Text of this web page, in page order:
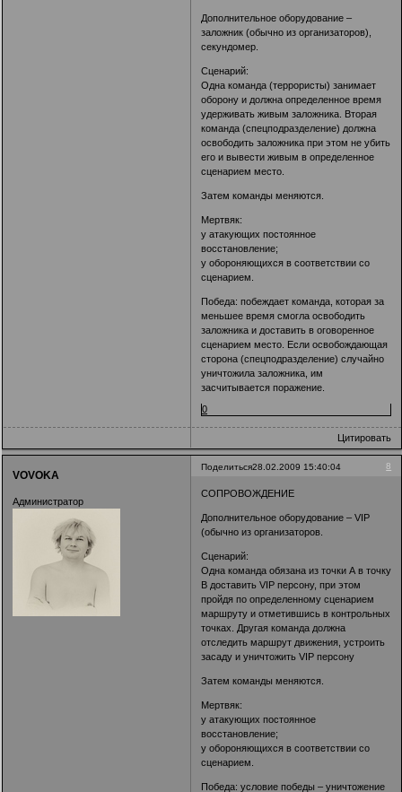
Дополнительное оборудование –
заложник (обычно из организаторов),
секундомер.
Сценарий:
Одна команда (террористы) занимает
оборону и должна определенное время
удерживать живым заложника. Вторая
команда (спецподразделение) должна
освободить заложника при этом не убить
его и вывести живым в определенное
сценарием место.
Затем команды меняются.
Мертвяк:
у атакующих постоянное
восстановление;
у обороняющихся в соответствии со
сценарием.
Победа: побеждает команда, которая за
меньшее время смогла освободить
заложника и доставить в оговоренное
сценарием место. Если освобождающая
сторона (спецподразделение) случайно
уничтожила заложника, им
засчитывается поражение.
0
Цитировать
Поделиться 8
28.02.2009 15:40:04
VOVOKA
Администратор
СОПРОВОЖДЕНИЕ
Дополнительное оборудование – VIP
(обычно из организаторов.
Сценарий:
Одна команда обязана из точки А в точку
В доставить VIP персону, при этом
пройдя по определенному сценарием
маршруту и отметившись в контрольных
точках. Другая команда должна
отследить маршрут движения, устроить
засаду и уничтожить VIP персону
Затем команды меняются.
Мертвяк:
у атакующих постоянное
восстановление;
у обороняющихся в соответствии со
сценарием.
Победа: условие победы – уничтожение